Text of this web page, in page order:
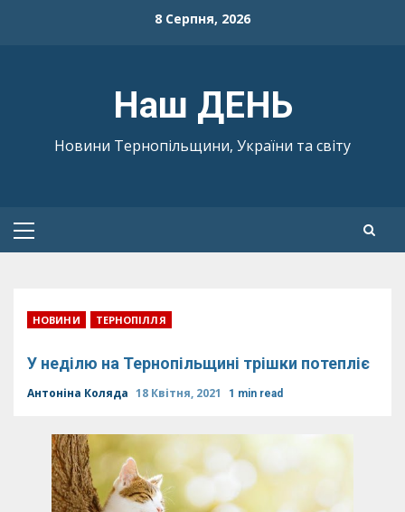
8 Серпня, 2026
Наш ДЕНЬ
Новини Тернопільщини, України та світу
Primary
НОВИНИ ТЕРНОПІЛЛЯ
У неділю на Тернопільщині трішки потепліє
Антоніна Коляда 18 Квітня, 2021 1 min read